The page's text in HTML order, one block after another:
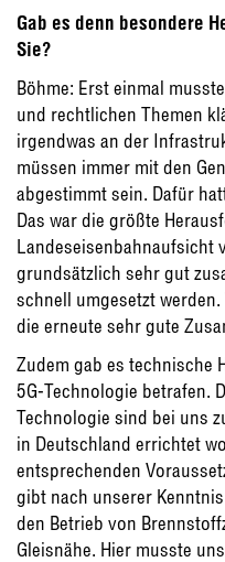
Gab es denn besondere
Sie?
Böhme: Erst einmal
und rechtlichen Themen
irgendwas an der
müssen immer mit den
abgestimmt sein. Dafür
Das war die größte
Landeseisenbahnaufsicht
grundsätzlich sehr gut
schnell umgesetzt
die erneute sehr gute
Zudem gab es technische
5G-Technologie betrafen.
Technologie sind bei uns
in Deutschland errichtet
entsprechenden
gibt nach unserer
den Betrieb von
Gleisnähe. Hier musste